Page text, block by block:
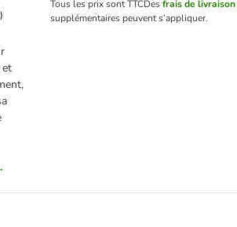
)
et
Tous les prix sont TTCDesfrais de livraison
supplémentaires peuvent s’appliquer.